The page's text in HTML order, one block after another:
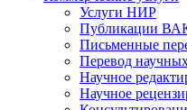
Услуги НИР
Публикации
Письменные
Перевод
Научное
Научное